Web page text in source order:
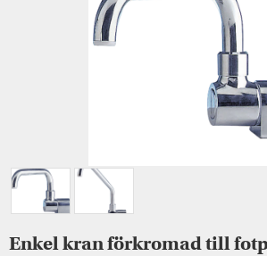
Enkel kran förkromad till